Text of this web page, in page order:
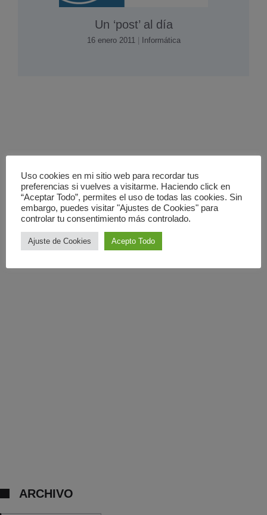
Un ‘post’ al dí­a
16 enero 2011 Informática
ARCHIVO
Uso cookies en mi sitio web para recordar tus
preferencias si vuelves a visitarme. Haciendo click en
“Aceptar Todo”, permites el uso de todas las cookies. Sin
embargo, puedes visitar "Ajustes de Cookies" para
controlar tu consentimiento más controlado.
Ajuste de Cookies Acepto Todo